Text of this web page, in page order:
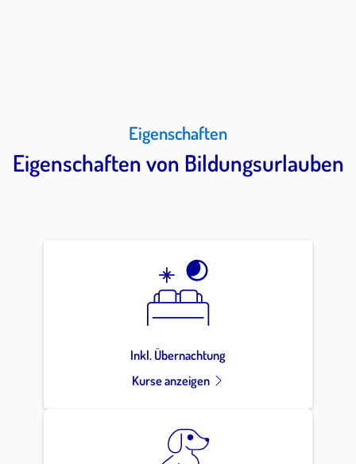
Eigenschaften
Eigenschaften von Bildungsurlauben
Inkl. Übernachtung
Kurse anzeigen